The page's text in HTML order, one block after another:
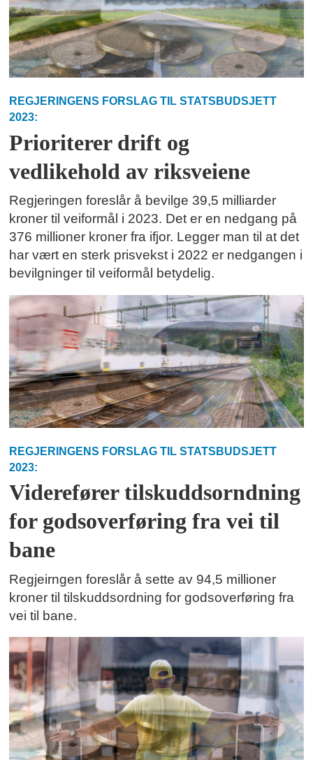
REGJERINGENS FORSLAG TIL STATSBUDSJETT
2023:
Prioriterer drift og
vedlikehold av riksveiene
Regjeringen foreslår å bevilge 39,5 milliarder
kroner til veiformål i 2023. Det er en nedgang på
376 millioner kroner fra ifjor. Legger man til at det
har vært en sterk prisvekst i 2022 er nedgangen i
bevilgninger til veiformål betydelig.
REGJERINGENS FORSLAG TIL STATSBUDSJETT
2023:
Viderefører tilskuddsorndning
for godsoverføring fra vei til
bane
Regjeirngen foreslår å sette av 94,5 millioner
kroner til tilskuddsordning for godsoverføring fra
vei til bane.